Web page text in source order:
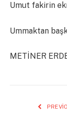
Umut fakirin
Ummaktan
METİNER